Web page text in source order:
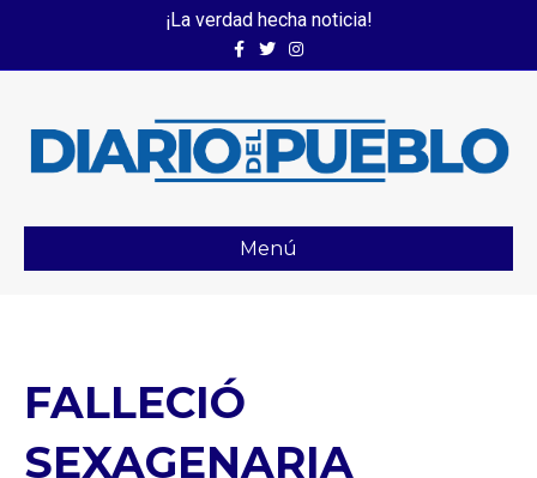
¡La verdad hecha noticia!
FacebookTwitterInstagram
Menú
FALLECIÓ
SEXAGENARIA